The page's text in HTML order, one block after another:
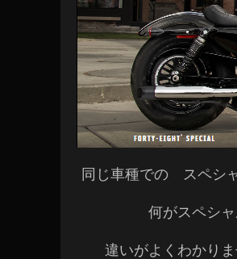
同じ車種での スペシ
何がスペシ
違いがよくわかり